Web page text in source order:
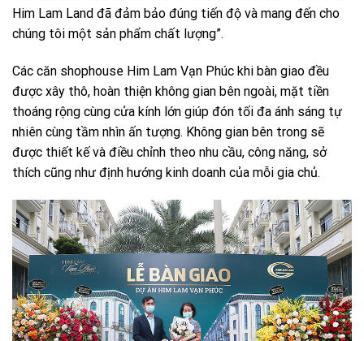
Him Lam Land đã đảm bảo đúng tiến độ và mang đến cho
chúng tôi một sản phẩm chất lượng”.
Các căn shophouse Him Lam Vạn Phúc khi bàn giao đều
được xây thô, hoàn thiện không gian bên ngoài, mặt tiền
thoáng rộng cùng cửa kính lớn giúp đón tối đa ánh sáng tự
nhiên cùng tầm nhìn ấn tượng. Không gian bên trong sẽ
được thiết kế và điều chỉnh theo nhu cầu, công năng, sở
thích cũng như định hướng kinh doanh của mỗi gia chủ.